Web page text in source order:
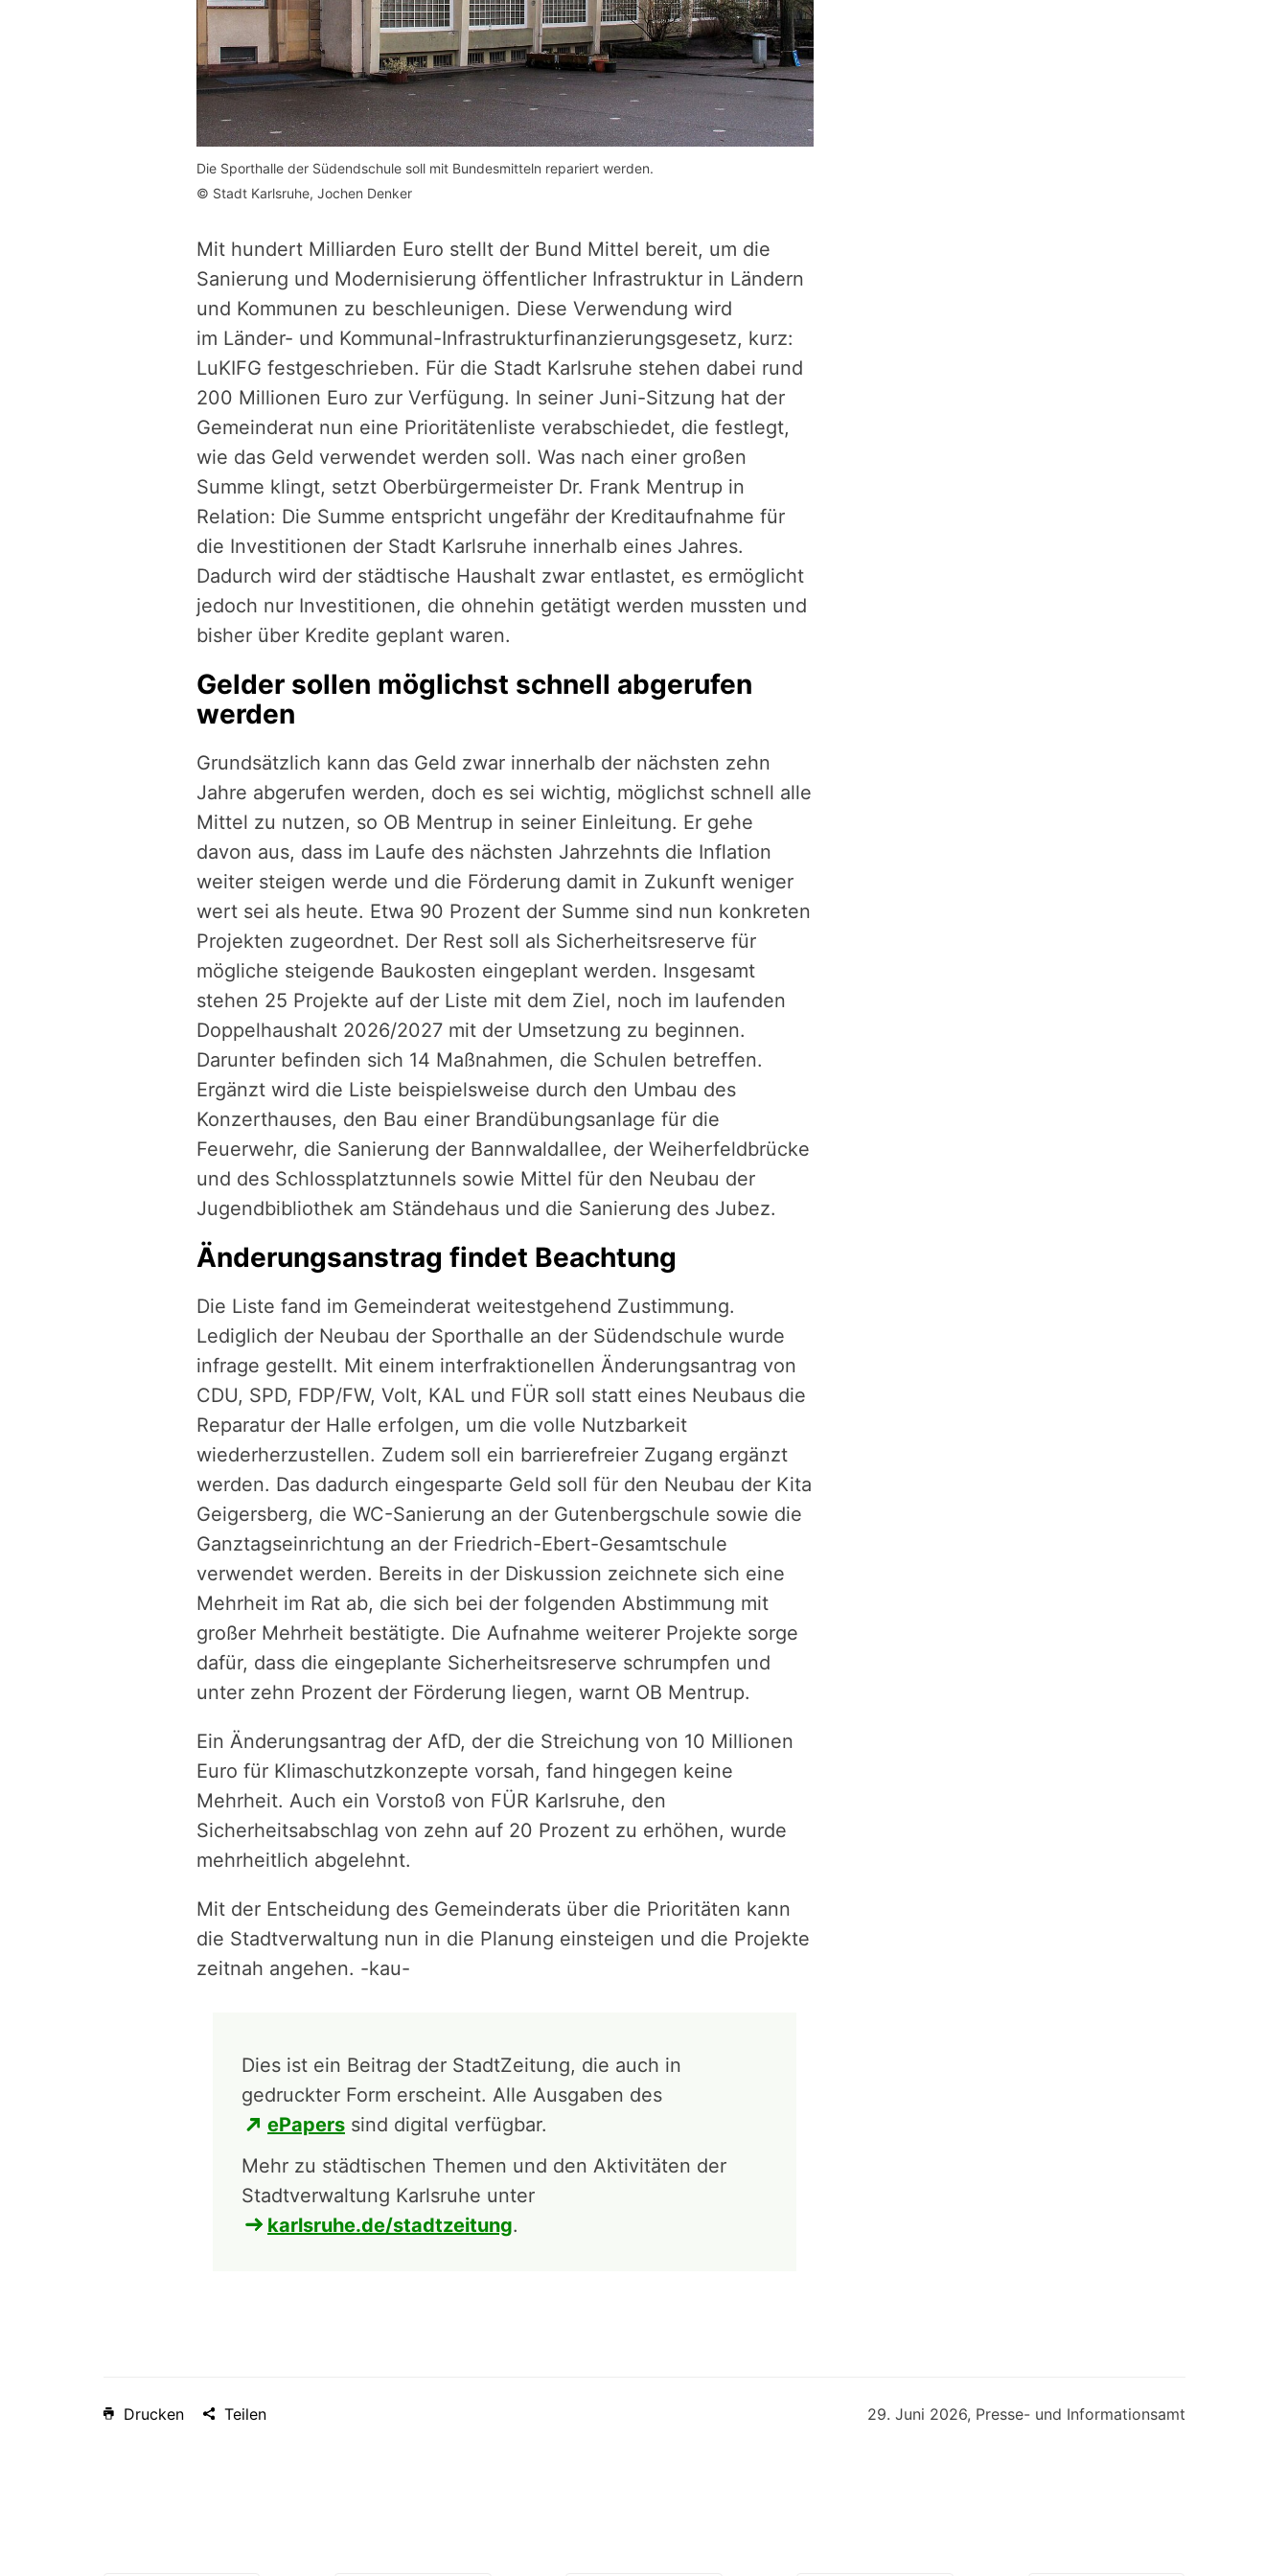
Die Sporthalle der Südendschule soll mit Bundesmitteln repariert werden.
© Stadt Karlsruhe, Jochen Denker
Mit hundert Milliarden Euro stellt der Bund Mittel bereit, um die
Sanierung und Modernisierung öffentlicher Infrastruktur in Ländern
und Kommunen zu beschleunigen. Diese Verwendung wird
im Länder- und Kommunal-Infrastrukturfinanzierungsgesetz, kurz:
LuKIFG festgeschrieben. Für die Stadt Karlsruhe stehen dabei rund
200 Millionen Euro zur Verfügung. In seiner Juni-Sitzung hat der
Gemeinderat nun eine Prioritätenliste verabschiedet, die festlegt,
wie das Geld verwendet werden soll. Was nach einer großen
Summe klingt, setzt Oberbürgermeister Dr. Frank Mentrup in
Relation: Die Summe entspricht ungefähr der Kreditaufnahme für
die Investitionen der Stadt Karlsruhe innerhalb eines Jahres.
Dadurch wird der städtische Haushalt zwar entlastet, es ermöglicht
jedoch nur Investitionen, die ohnehin getätigt werden mussten und
bisher über Kredite geplant waren.
Gelder sollen möglichst schnell abgerufen
werden
Grundsätzlich kann das Geld zwar innerhalb der nächsten zehn
Jahre abgerufen werden, doch es sei wichtig, möglichst schnell alle
Mittel zu nutzen, so OB Mentrup in seiner Einleitung. Er gehe
davon aus, dass im Laufe des nächsten Jahrzehnts die Inflation
weiter steigen werde und die Förderung damit in Zukunft weniger
wert sei als heute. Etwa 90 Prozent der Summe sind nun konkreten
Projekten zugeordnet. Der Rest soll als Sicherheitsreserve für
mögliche steigende Baukosten eingeplant werden. Insgesamt
stehen 25 Projekte auf der Liste mit dem Ziel, noch im laufenden
Doppelhaushalt 2026/2027 mit der Umsetzung zu beginnen.
Darunter befinden sich 14 Maßnahmen, die Schulen betreffen.
Ergänzt wird die Liste beispielsweise durch den Umbau des
Konzerthauses, den Bau einer Brandübungsanlage für die
Feuerwehr, die Sanierung der Bannwaldallee, der Weiherfeldbrücke
und des Schlossplatztunnels sowie Mittel für den Neubau der
Jugendbibliothek am Ständehaus und die Sanierung des Jubez.
Änderungsanstrag findet Beachtung
Die Liste fand im Gemeinderat weitestgehend Zustimmung.
Lediglich der Neubau der Sporthalle an der Südendschule wurde
infrage gestellt. Mit einem interfraktionellen Änderungsantrag von
CDU, SPD, FDP/FW, Volt, KAL und FÜR soll statt eines Neubaus die
Reparatur der Halle erfolgen, um die volle Nutzbarkeit
wiederherzustellen. Zudem soll ein barrierefreier Zugang ergänzt
werden. Das dadurch eingesparte Geld soll für den Neubau der Kita
Geigersberg, die WC-Sanierung an der Gutenbergschule sowie die
Ganztagseinrichtung an der Friedrich-Ebert-Gesamtschule
verwendet werden. Bereits in der Diskussion zeichnete sich eine
Mehrheit im Rat ab, die sich bei der folgenden Abstimmung mit
großer Mehrheit bestätigte. Die Aufnahme weiterer Projekte sorge
dafür, dass die eingeplante Sicherheitsreserve schrumpfen und
unter zehn Prozent der Förderung liegen, warnt OB Mentrup.
Ein Änderungsantrag der AfD, der die Streichung von 10 Millionen
Euro für Klimaschutzkonzepte vorsah, fand hingegen keine
Mehrheit. Auch ein Vorstoß von FÜR Karlsruhe, den
Sicherheitsabschlag von zehn auf 20 Prozent zu erhöhen, wurde
mehrheitlich abgelehnt.
Mit der Entscheidung des Gemeinderats über die Prioritäten kann
die Stadtverwaltung nun in die Planung einsteigen und die Projekte
zeitnah angehen. -kau-
Dies ist ein Beitrag der StadtZeitung, die auch in
gedruckter Form erscheint. Alle Ausgaben des
ePapers sind digital verfügbar.
Mehr zu städtischen Themen und den Aktivitäten der
Stadtverwaltung Karlsruhe unter
karlsruhe.de/stadtzeitung.
Drucken Teilen 29. Juni 2026, Presse- und Informationsamt